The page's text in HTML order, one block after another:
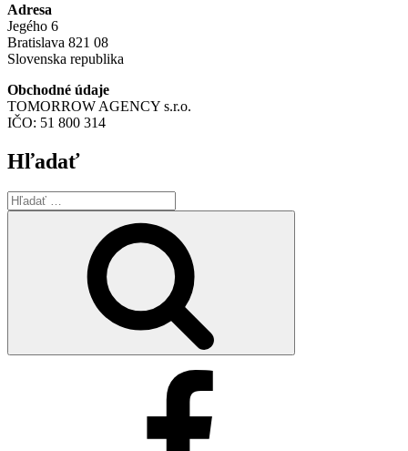
Adresa
Jegého 6
Bratislava 821 08
Slovenska republika
Obchodné údaje
TOMORROW AGENCY s.r.o.
IČO: 51 800 314
Hľadať
Hľadať: